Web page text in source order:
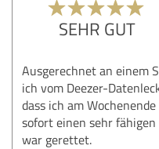
SEHR GUT
Ausgerechnet an einem
ich vom Deezer-
dass ich am
sofort einen sehr
war gerettet.